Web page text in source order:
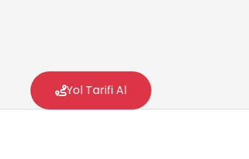
Yol Tarifi Al